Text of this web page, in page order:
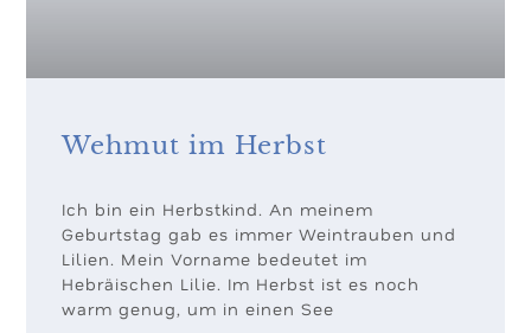
Wehmut im Herbst
Ich bin ein Herbstkind. An meinem
Geburtstag gab es immer Weintrauben und
Lilien. Mein Vorname bedeutet im
Hebräischen Lilie. Im Herbst ist es noch
warm genug, um in einen See